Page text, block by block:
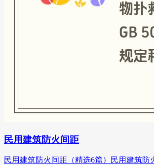
民用建筑防火间距
民用建筑防火间距（精选6篇）民用建筑防